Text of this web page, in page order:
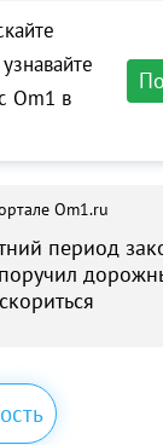
Om1 в
Om1.ru
период